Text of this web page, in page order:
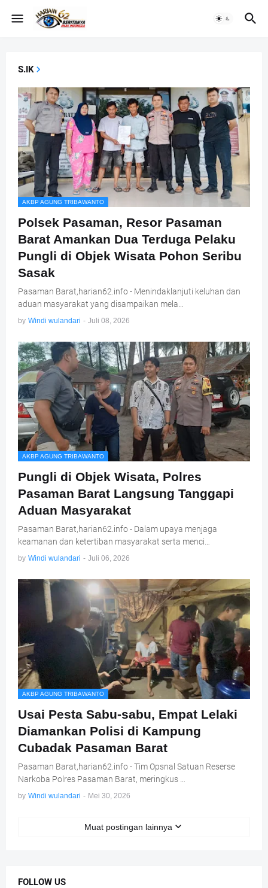
S.IK
AKBP AGUNG TRIBAWANTO
Polsek Pasaman, Resor Pasaman
Barat Amankan Dua Terduga Pelaku
Pungli di Objek Wisata Pohon Seribu
Sasak
Pasaman Barat,harian62.info - Menindaklanjuti keluhan dan
aduan masyarakat yang disampaikan mela…
by Windi wulandari - Juli 08, 2026
AKBP AGUNG TRIBAWANTO
Pungli di Objek Wisata, Polres
Pasaman Barat Langsung Tanggapi
Aduan Masyarakat
Pasaman Barat,harian62.info - Dalam upaya menjaga
keamanan dan ketertiban masyarakat serta menci…
by Windi wulandari - Juli 06, 2026
AKBP AGUNG TRIBAWANTO
Usai Pesta Sabu-sabu, Empat Lelaki
Diamankan Polisi di Kampung
Cubadak Pasaman Barat
Pasaman Barat,harian62.info - Tim Opsnal Satuan Reserse
Narkoba Polres Pasaman Barat, meringkus …
by Windi wulandari - Mei 30, 2026
Muat postingan lainnya
FOLLOW US